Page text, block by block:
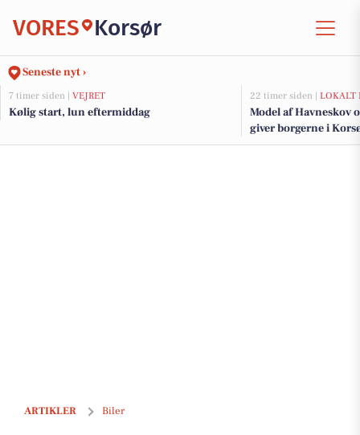
VORES Korsør
Seneste nyt ›
7 timer siden | VEJRET
Kølig start, lun eftermiddag
22 timer siden | LOKALT
Model af Havneskov
giver borgerne i
kommende projekt
ARTIKLER Biler
De billigste biler i Korsør - Priser helt ned til 34.900 kr!